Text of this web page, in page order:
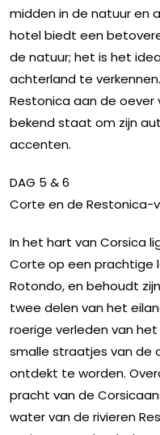
midden in de natuur en
hotel biedt een
de natuur; het is het
achterland te
Restonica aan de
bekend staat om zijn
accenten.
DAG 5 & 6
Corte en de Restonica-
In het hart van Corsica
Corte op een prachtige
Rotondo, en behoudt
twee delen van het
roerige verleden van
smalle straatjes van de
ontdekt te worden.
pracht van de
water van de rivieren